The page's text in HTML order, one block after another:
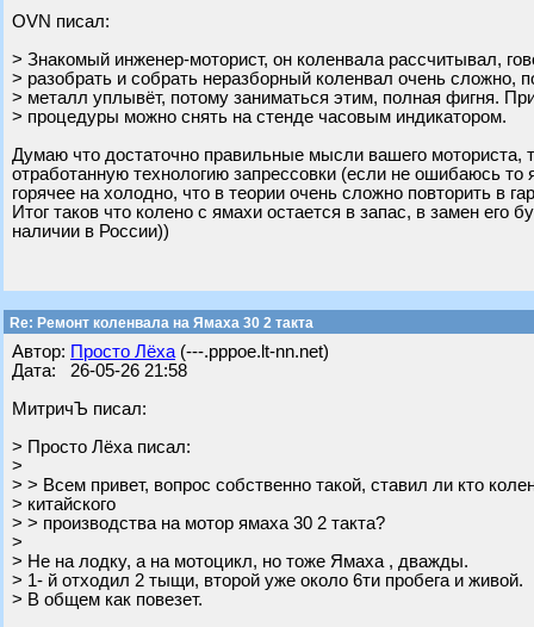
OVN писал:
> Знакомый инженер-моторист, он коленвала рассчитывал,
> разобрать и собрать неразборный коленвал очень сложно,
> металл уплывёт, потому заниматься этим, полная фигня.
> процедуры можно снять на стенде часовым индикатором.
Думаю что достаточно правильные мысли вашего моториста,
отработанную технологию запрессовки (если не ошибаюсь
горячее на холодно, что в теории очень сложно повторить в
Итог таков что колено с ямахи остается в запас, в замен его
наличии в России))
Re: Ремонт коленвала на Ямаха 30 2 такта
Автор: Просто Лёха (---.pppoe.lt-nn.net)
Дата: 26-05-26 21:58
МитричЪ писал:
> Просто Лёха писал:
>
> > Всем привет, вопрос собственно такой, ставил ли кто
> китайского
> > производства на мотор ямаха 30 2 такта?
>
> Не на лодку, а на мотоцикл, но тоже Ямаха , дважды.
> 1- й отходил 2 тыщи, второй уже около 6ти пробега и живой.
> В общем как повезет.